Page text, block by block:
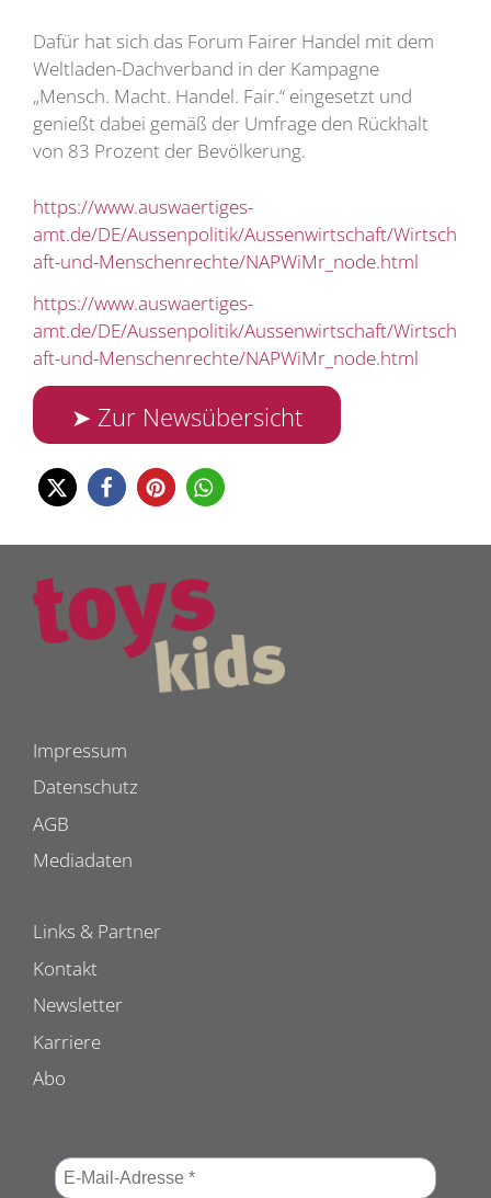
Dafür hat sich das Forum Fairer Handel mit dem
Weltladen-Dachverband in der Kampagne
„Mensch. Macht. Handel. Fair.“ eingesetzt und
genießt dabei gemäß der Umfrage den Rückhalt
von 83 Prozent der Bevölkerung.
https://www.auswaertiges-
amt.de/DE/Aussenpolitik/Aussenwirtschaft/Wirtsch
aft-und-Menschenrechte/NAPWiMr_node.html
https://www.auswaertiges-
amt.de/DE/Aussenpolitik/Aussenwirtschaft/Wirtsch
aft-und-Menschenrechte/NAPWiMr_node.html
➤ Zur Newsübersicht
Impressum
Datenschutz
AGB
Mediadaten
Links & Partner
Kontakt
Newsletter
Karriere
Abo